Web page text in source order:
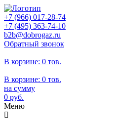
+7 (966) 017-28-74
+7 (495) 363-74-10
b2b@dobrogaz.ru
Обратный звонок
В корзине: 0 тов.
В корзине: 0 тов.
на сумму
0 руб.
Меню